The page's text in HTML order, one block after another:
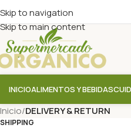
Skip to navigation
Skip to main content
INICIOALIMENTOS Y BEBIDAS
Inicio/DELIVERY & RETURN
SHIPPING